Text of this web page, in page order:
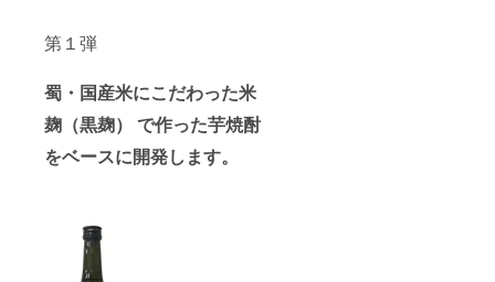
第１弾
蜀 ・国産米にこだわった米
麹（黒麹） で作った芋焼酎
をベースに開発します。